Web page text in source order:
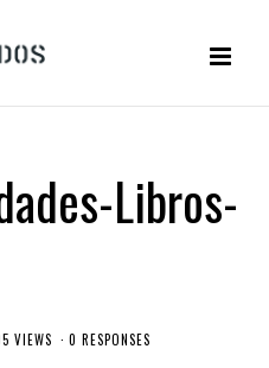
Libros-
VIEWS 0 RESPONSES